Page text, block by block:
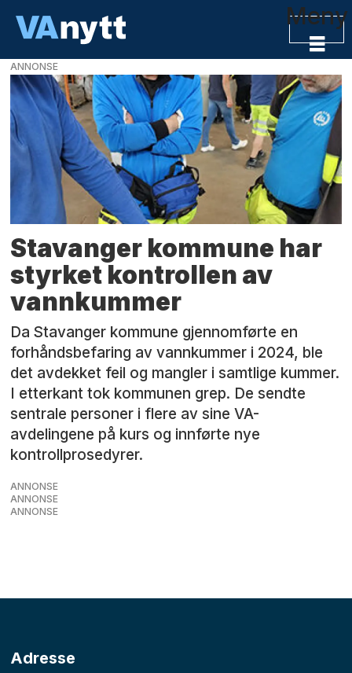
Meny
Tag:
stavanger
kommune
ANNONSE
Stavanger kommune har
styrket kontrollen av
vannkummer
Da Stavanger kommune gjennomførte en
forhåndsbefaring av vannkummer i 2024, ble
det avdekket feil og mangler i samtlige kummer.
I etterkant tok kommunen grep. De sendte
sentrale personer i flere av sine VA-
avdelingene på kurs og innførte nye
kontrollprosedyrer.
ANNONSE
ANNONSE
ANNONSE
Adresse